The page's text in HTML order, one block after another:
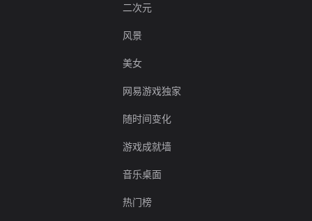
二次元
风景
美女
网易游戏独家
随时间变化
游戏成就墙
音乐桌面
热门榜